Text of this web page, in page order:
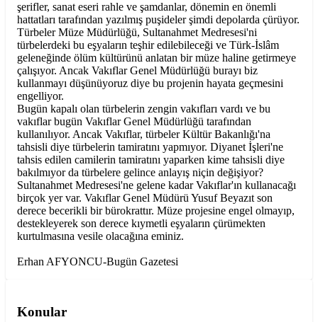
şerifler, sanat eseri rahle ve şamdanlar, dönemin en önemli
hattatları tarafından yazılmış puşideler şimdi depolarda çürüyor.
Türbeler Müze Müdürlüğü, Sultanahmet Medresesi'ni
türbelerdeki bu eşyaların teşhir edilebileceği ve Türk-İslâm
geleneğinde ölüm kültürünü anlatan bir müze haline getirmeye
çalışıyor. Ancak Vakıflar Genel Müdürlüğü burayı biz
kullanmayı düşünüyoruz diye bu projenin hayata geçmesini
engelliyor.
Bugün kapalı olan türbelerin zengin vakıfları vardı ve bu
vakıflar bugün Vakıflar Genel Müdürlüğü tarafından
kullanılıyor. Ancak Vakıflar, türbeler Kültür Bakanlığı'na
tahsisli diye türbelerin tamiratını yapmıyor. Diyanet İşleri'ne
tahsis edilen camilerin tamiratını yaparken kime tahsisli diye
bakılmıyor da türbelere gelince anlayış niçin değişiyor?
Sultanahmet Medresesi'ne gelene kadar Vakıflar'ın kullanacağı
birçok yer var. Vakıflar Genel Müdürü Yusuf Beyazıt son
derece becerikli bir bürokrattır. Müze projesine engel olmayıp,
destekleyerek son derece kıymetli eşyaların çürümekten
kurtulmasına vesile olacağına eminiz.
Erhan AFYONCU-Bugün Gazetesi
Konular